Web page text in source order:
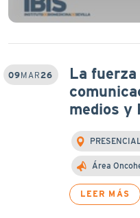
09MAR 26
La
medios y
Área
LEER MÁS